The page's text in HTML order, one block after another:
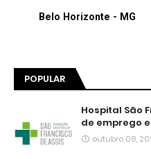
POPULAR
Hospital São
de emprego
outubro 08,